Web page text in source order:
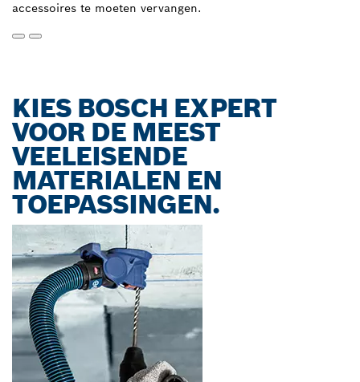
accessoires te moeten vervangen.
KIES BOSCH EXPERT
VOOR DE MEEST
VEELEISENDE
MATERIALEN EN
TOEPASSINGEN.